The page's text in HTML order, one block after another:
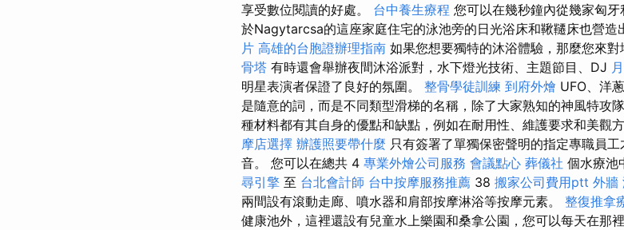
享受數位閱讀的好處。 台中養生療程 您可以在幾秒鐘內從幾家匈
於Nagytarcsa的這座家庭住宅的泳池旁的日光浴床和鞦韆床也營造
片 高雄的台胞證辦理指南 如果您想要獨特的沐浴體驗，那麼您來對
骨塔 有時還會舉辦夜間沐浴派對，水下燈光技術、主題節目、DJ
明星表演者保證了良好的氛圍。 整骨學徒訓練 到府外燴 UFO、洋
是隨意的詞，而是不同類型滑梯的名稱，除了大家熟知的神風特攻
種材料都有其自身的優點和缺點，例如在耐用性、維護要求和美觀
摩店選擇 辦護照要帶什麼 只有簽署了單獨保密聲明的指定專職員
音。 您可以在總共 4 專業外燴公司服務 會議點心 葬儀社 個水療池
尋引擎 至 台北會計師 台中按摩服務推薦 38 搬家公司費用ptt 外牆
兩間設有滾動走廊、噴水器和肩部按摩淋浴等按摩元素。 整復推拿
健康池外，這裡還設有兒童水上樂園和桑拿公園，您可以每天在那